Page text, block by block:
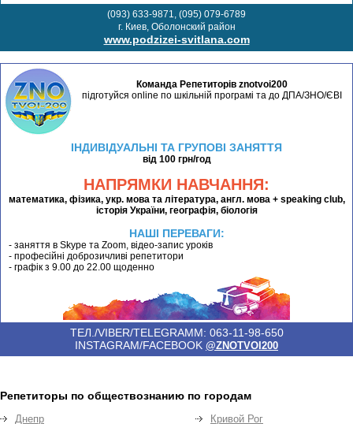
(093) 633-9871, (095) 079-6789
г. Киев, Оболонский район
www.podzizei-svitlana.com
Команда Репетиторів znotvoi200
підготуйся online по шкільній програмі та до ДПА/ЗНО/ЄВІ
ІНДИВІДУАЛЬНІ ТА ГРУПОВІ ЗАНЯТТЯ
від 100 грн/год
НАПРЯМКИ НАВЧАННЯ:
математика, фізика, укр. мова та література, англ. мова + speaking club,
історія України, географія, біологія
НАШІ ПЕРЕВАГИ:
- заняття в Skype та Zoom, відео-запис уроків
- професійні доброзичливі репетитори
- графік з 9.00 до 22.00 щоденно
ТЕЛ./VIBER/TELEGRAMM: 063-11-98-650
INSTAGRAM/FACEBOOK @ZNOTVOI200
Репетиторы по обществознанию по городам
Днепр
Кривой Рог